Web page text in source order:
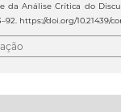
da Análise Crítica do
https://doi.org/10.21439/